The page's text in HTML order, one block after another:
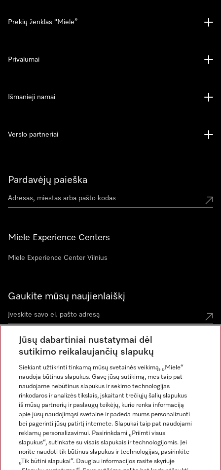
Pardavėjų paieška
Miele Experience Centers
Miele Experience Center Vilnius
Gaukite mūsų naujienlaiškį
Prekių ženklas “Miele”
Privalumai
Išmanieji namai
Verslo partneriai
Rekvizitai
Bendrosios sąlygos ir nuostatos
Duomenų apsauga
Jūsų dabartiniai nustatymai dėl
sutikimo reikalaujančių slapukų
Siekiant užtikrinti tinkamą mūsų svetainės veikimą, „Miele“
naudoja būtinus slapukus. Gavę jūsų sutikimą, mes taip pat
naudojame nebūtinus slapukus ir sekimo technologijas
rinkodaros ir analizės tikslais, įskaitant trečiųjų šalių slapukus
iš mūsų partnerių ir paslaugų teikėjų, kurie renka informaciją
apie jūsų naudojimąsi svetaine ir padeda mums personalizuoti
bei pagerinti jūsų patirtį internete. Slapukai taip pat naudojami
reklamų personalizavimui. Pasirinkdami „Priimti visus
slapukus“, sutinkate su visais slapukais ir technologijomis. Jei
norite naudoti tik būtinus slapukus ir technologijas, pasirinkite
„Tik būtini slapukai“. Daugiau informacijos rasite skyriuje